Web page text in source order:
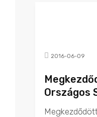
2016-06-09
Országos